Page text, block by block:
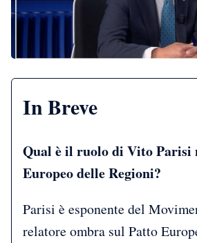
In Breve
Qual è il ruolo di Vito Parisi
Europeo delle Regioni?
Parisi è esponente del
relatore ombra sul Patto